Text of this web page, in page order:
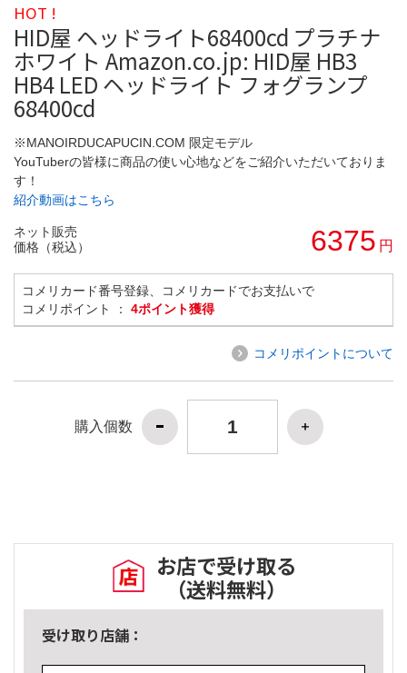
HOT !
HID屋 ヘッドライト68400cd プラチナ
ホワイト Amazon.co.jp: HID屋 HB3
HB4 LED ヘッドライト フォグランプ
68400cd
※MANOIRDUCAPUCIN.COM 限定モデル
YouTuberの皆様に商品の使い心地などをご紹介いただいておりま
す！
紹介動画はこちら
ネット販売
価格（税込）
6375 円
コメリカード番号登録、コメリカードでお支払いで
コメリポイント ： 4ポイント獲得
コメリポイントについて
購入個数
お店で受け取る
（送料無料）
受け取り店舗：